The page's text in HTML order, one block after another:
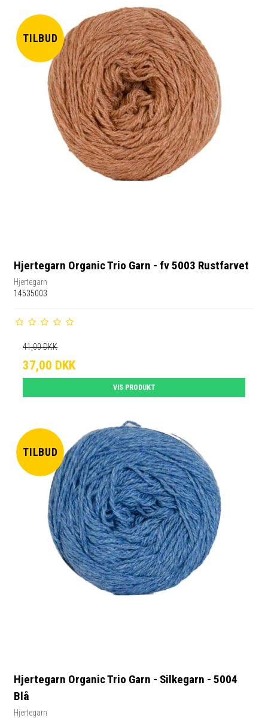
TILBUD
Hjertegarn Organic Trio Garn - fv 5003 Rustfarvet
Hjertegarn
14535003
41,00 DKK
37,00 DKK
VIS PRODUKT
TILBUD
Hjertegarn Organic Trio Garn - Silkegarn - 5004
Blå
Hjertegarn